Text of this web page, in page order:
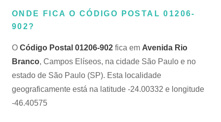
ONDE FICA O CÓDIGO POSTAL 01206-
902?
O Código Postal 01206-902 fica em Avenida Rio
Branco, Campos Elíseos, na cidade São Paulo e no
estado de São Paulo (SP). Esta localidade
geograficamente está na latitude -24.00332 e longitude
-46.40575